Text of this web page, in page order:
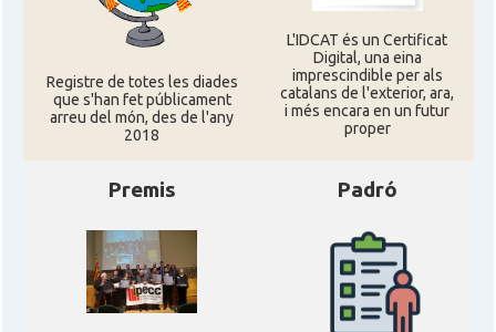
Registre de totes les diades
que s'han fet públicament
arreu del món, des de l'any
2018
L'IDCAT és un Certificat
Digital, una eina
imprescindible per als
catalans de l'exterior, ara,
i més encara en un futur
proper
Premis Padró